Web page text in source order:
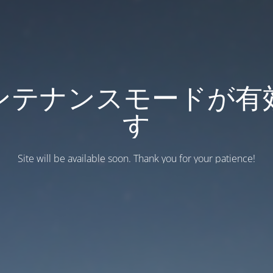
テナンスモードが有
す
Site will be available soon. Thank you for your patience!